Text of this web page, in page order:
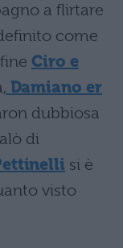
a flirtare
come
Ciro e
Damiano er
dubbiosa
di
si è
visto